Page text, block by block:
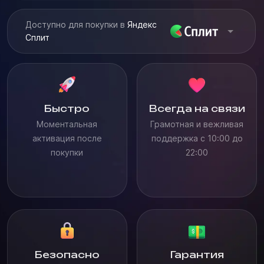
Доступно для покупки в Яндекс
Сплит
Быстро
Моментальная
активация после
покупки
Всегда на связи
Грамотная и вежливая
поддержка с 10:00 до
22:00
Безопасно Гарантия